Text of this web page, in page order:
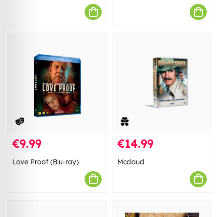
€9.99
Love Proof (Blu-ray)
€14.99
Mccloud